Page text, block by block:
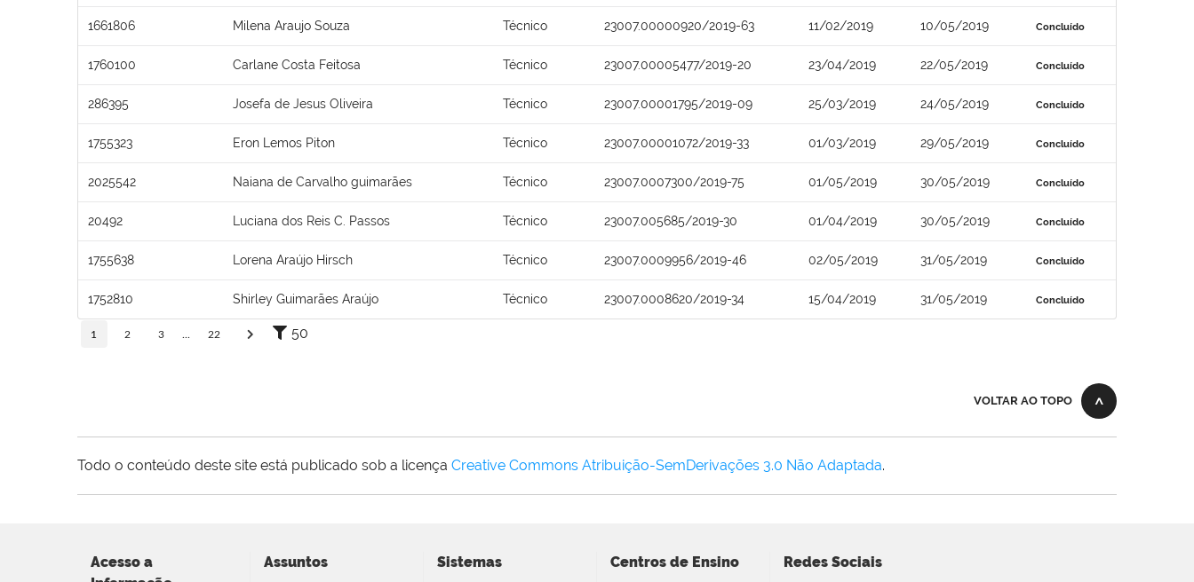
1661806 Milena Araujo Souza Técnico 23007.00000920/2019-63 11/02/2019 10/05/2019 Concluído
1760100 Carlane Costa Feitosa Técnico 23007.00005477/2019-20 23/04/2019 22/05/2019 Concluído
286395 Josefa de Jesus Oliveira Técnico 23007.00001795/2019-09 25/03/2019 24/05/2019 Concluído
1755323 Eron Lemos Piton Técnico 23007.00001072/2019-33 01/03/2019 29/05/2019 Concluído
2025542 Naiana de Carvalho guimarães Técnico 23007.0007300/2019-75 01/05/2019 30/05/2019 Concluído
20492 Luciana dos Reis C. Passos Técnico 23007.005685/2019-30 01/04/2019 30/05/2019 Concluído
1755638 Lorena Araújo Hirsch Técnico 23007.0009956/2019-46 02/05/2019 31/05/2019 Concluído
1752810 Shirley Guimarães Araújo Técnico 23007.0008620/2019-34 15/04/2019 31/05/2019 Concluído
1 2 3 22 50
VOLTAR AO TOPO
Todo o conteúdo deste site está publicado sob a licença Creative Commons Atribuição-SemDerivações 3.0 Não Adaptada.
Acesso a
Assuntos Sistemas Centros de Ensino Redes Sociais